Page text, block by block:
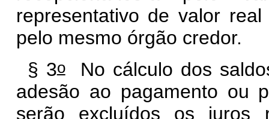
representativo de valor
pelo mesmo órgão credor.
§ 3oNo cálculo dos
adesão ao pagamento ou
serão excluídos os juros